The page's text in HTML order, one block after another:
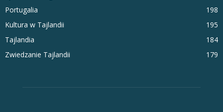
Portugalia
198
Kultura w Tajlandii
195
Tajlandia
184
Zwiedzanie Tajlandii
179